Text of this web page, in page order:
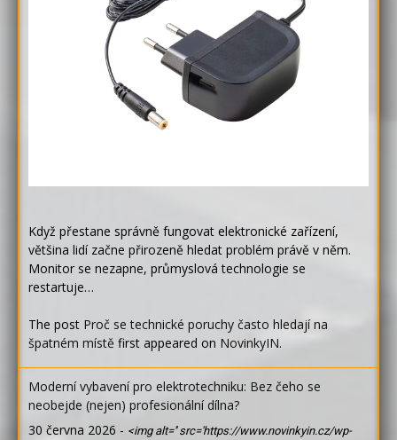
Když přestane správně fungovat elektronické zařízení,
většina lidí začne přirozeně hledat problém právě v něm.
Monitor se nezapne, průmyslová technologie se
restartuje…
The post Proč se technické poruchy často hledají na
špatném místě first appeared on NovinkyIN.
Moderní vybavení pro elektrotechniku: Bez čeho se
neobejde (nejen) profesionální dílna?
30 června 2026 - <img alt='' src='https://www.novinkyin.cz/wp-